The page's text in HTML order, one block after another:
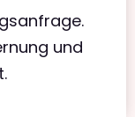
und